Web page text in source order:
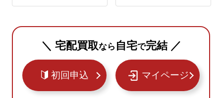
＼ 宅配買取なら 自宅で完結 ／
初回申込 マイページ